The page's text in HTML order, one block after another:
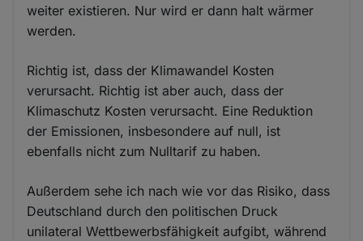
weiter existieren. Nur wird er dann halt wärmer
werden.
Richtig ist, dass der Klimawandel Kosten
verursacht. Richtig ist aber auch, dass der
Klimaschutz Kosten verursacht. Eine Reduktion
der Emissionen, insbesondere auf null, ist
ebenfalls nicht zum Nulltarif zu haben.
Außerdem sehe ich nach wie vor das Risiko, dass
Deutschland durch den politischen Druck
unilateral Wettbewerbsfähigkeit aufgibt, während